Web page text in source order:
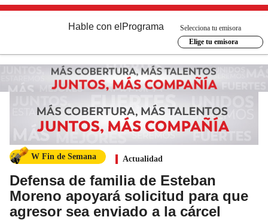
Hable con el Programa
Selecciona tu emisora
Elige tu emisora
W Fin de Semana Actualidad
Defensa de familia de Esteban
Moreno apoyará solicitud para que
agresor sea enviado a la cárcel